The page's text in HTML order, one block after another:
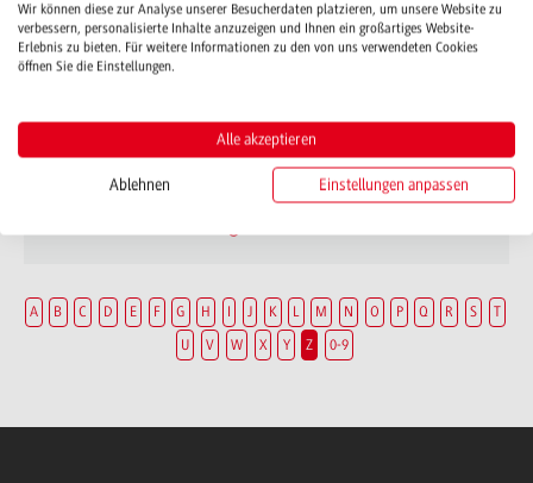
Zweckverband
Landeswasserversorgung
70182 Stuttgart
Zweckverband
Wasserversorgung
74564 Crailsheim
A B C D E F G H I J K L M N O P Q R S
T
U
V W X Y Z 0-9
Wir können diese zur Analyse unserer Besucherdaten platzieren, um unsere Website zu
verbessern, personalisierte Inhalte anzuzeigen und Ihnen ein großartiges Website-
Erlebnis zu bieten. Für weitere Informationen zu den von uns verwendeten Cookies
öffnen Sie die Einstellungen.
Alle akzeptieren
Ablehnen Einstellungen anpassen